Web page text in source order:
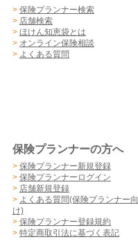
> 保険プランナー検索
> 店舗検索
> ほけん知恵袋とは
> オンライン保険相談
> よくある質問
保険プランナーの方へ
> 保険プランナー新規登録
> 保険プランナーログイン
> 店舗新規登録
> よくある質問(保険プランナー向
け)
> 保険プランナー登録規約
> 特定商取引法に基づく表記